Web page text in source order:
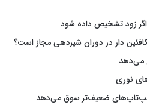
زود تشخیص داده شود
دار در دوران شیردهی مجاز است؟
نوری
لپ‌تاپ‌های ضعیف‌تر سوق می‌دهد